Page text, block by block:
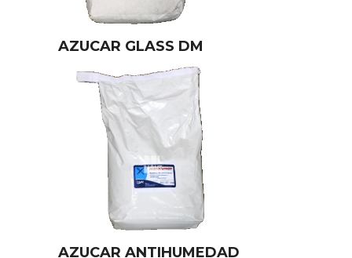
AZUCAR GLASS DM
AZUCAR ANTIHUMEDAD